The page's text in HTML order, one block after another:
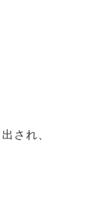
され、